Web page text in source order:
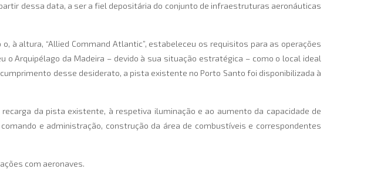
dessa data, a ser a fiel depositária do conjunto de infraestruturas aeronáuticas
à altura, “Allied Command Atlantic”, estabeleceu os requisitos para as operações
Arquipélago da Madeira – devido à sua situação estratégica – como o local ideal
desse desiderato, a pista existente no Porto Santo foi disponibilizada à
da pista existente, à respetiva iluminação e ao aumento da capacidade de
e administração, construção da área de combustíveis e correspondentes
com aeronaves.